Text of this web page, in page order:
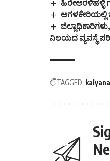
ಹಿರೇಅರಳಿಹಳ್ಳಿ
ನಿಲಯದ ವ್ಯವಸ್ಥೆ
TAGGED: